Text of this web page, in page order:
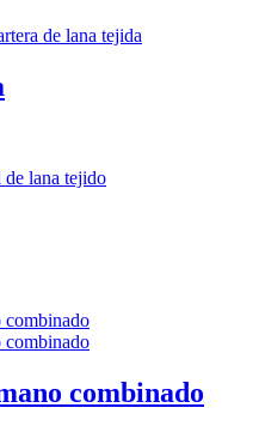
combinado